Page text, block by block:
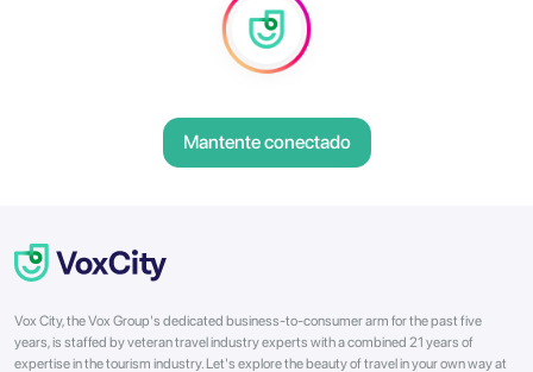
Mantente conectado
Vox City, the Vox Group's dedicated business-to-consumer arm for the past five
years, is staffed by veteran travel industry experts with a combined 21 years of
expertise in the tourism industry. Let's explore the beauty of travel in your own way at